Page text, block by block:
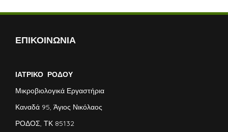
ΕΠΙΚΟΙΝΩΝΙΑ
ΙΑΤΡΙΚΟ ΡΟΔΟΥ
Μικροβιολογικά Εργαστήρια
Καναδά 95, Άγιος Νικόλαος
ΡΟΔΟΣ, ΤΚ 85132